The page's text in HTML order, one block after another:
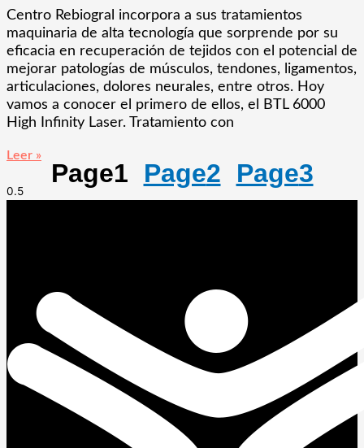
Centro Rebiogral incorpora a sus tratamientos
maquinaria de alta tecnología que sorprende por su
eficacia en recuperación de tejidos con el potencial de
mejorar patologías de músculos, tendones, ligamentos,
articulaciones, dolores neurales, entre otros. Hoy
vamos a conocer el primero de ellos, el BTL 6000
High Infinity Laser. Tratamiento con
Leer »
Page1 Page2 Page3